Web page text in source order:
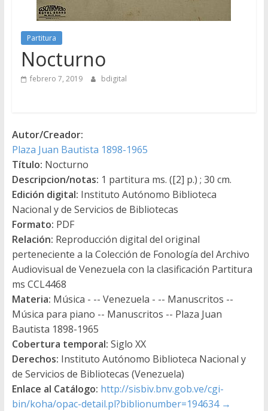
Partitura
Nocturno
febrero 7, 2019 bdigital
Autor/Creador:
Plaza Juan Bautista 1898-1965
Título: Nocturno
Descripcion/notas: 1 partitura ms. ([2] p.) ; 30 cm.
Edición digital: Instituto Autónomo Biblioteca
Nacional y de Servicios de Bibliotecas
Formato: PDF
Relación: Reproducción digital del original
perteneciente a la Colección de Fonología del Archivo
Audiovisual de Venezuela con la clasificación Partitura
ms CCL4468
Materia: Música - -- Venezuela - -- Manuscritos --
Música para piano -- Manuscritos -- Plaza Juan
Bautista 1898-1965
Cobertura temporal: Siglo XX
Derechos: Instituto Autónomo Biblioteca Nacional y
de Servicios de Bibliotecas (Venezuela)
Enlace al Catálogo: http://sisbiv.bnv.gob.ve/cgi-
bin/koha/opac-detail.pl?biblionumber=194634 →